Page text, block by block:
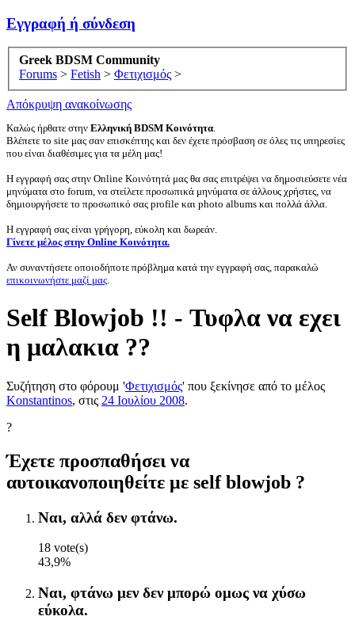
Εγγραφή ή σύνδεση
Greek BDSM Community
Forums > Fetish > Φετιχισμός >
Απόκρυψη ανακοίνωσης
Καλώς ήρθατε στην Ελληνική BDSM Κοινότητα.
Βλέπετε το site μας σαν επισκέπτης και δεν έχετε πρόσβαση σε όλες τις υπηρεσίες
που είναι διαθέσιμες για τα μέλη μας!
Η εγγραφή σας στην Online Κοινότητά μας θα σας επιτρέψει να δημοσιεύσετε νέα
μηνύματα στο forum, να στείλετε προσωπικά μηνύματα σε άλλους χρήστες, να
δημιουργήσετε το προσωπικό σας profile και photo albums και πολλά άλλα.
Η εγγραφή σας είναι γρήγορη, εύκολη και δωρεάν.
Γίνετε μέλος στην Online Κοινότητα.
Αν συναντήσετε οποιοδήποτε πρόβλημα κατά την εγγραφή σας, παρακαλώ
επικοινωνήστε μαζί μας.
Self Blowjob !! - Τυφλα να εχει
η μαλακια ??
Συζήτηση στο φόρουμ 'Φετιχισμός' που ξεκίνησε από το μέλος
Konstantinos, στις 24 Ιουλίου 2008.
?
Έχετε προσπαθήσει να
αυτοικανοποιηθείτε με self blowjob ?
Ναι, αλλά δεν φτάνω.
18 vote(s)
43,9%
Ναι, φτάνω μεν δεν μπορώ ομως να χύσω
εύκολα.